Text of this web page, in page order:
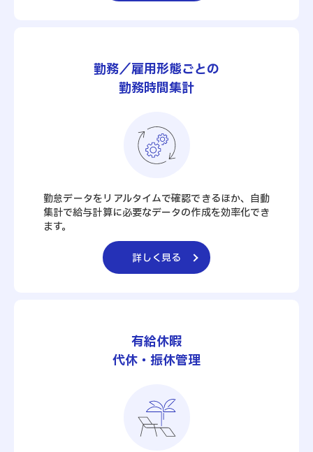
勤務／雇用形態ごとの
勤務時間集計
勤怠データをリアルタイムで確認できるほか、自動
集計で給与計算に必要なデータの作成を効率化でき
ます。
詳しく見る
有給休暇
代休・振休管理